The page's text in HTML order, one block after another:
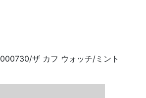
ザ カフ ウォッチ/ミント